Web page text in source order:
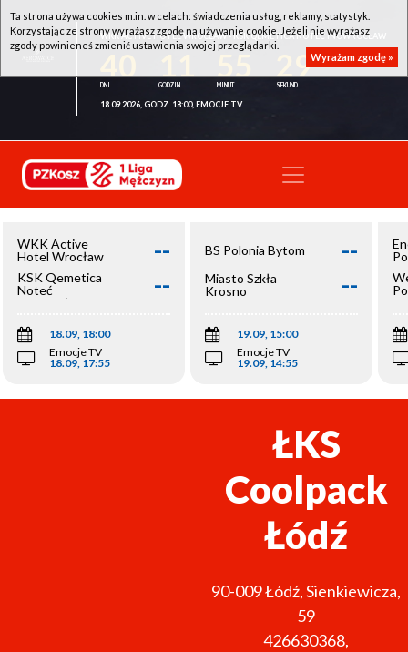
WKK ACTIVE HOTEL WROCŁAW - KSK QEMETICA NOTEĆ INOWROCŁAW
29
18.09.2026, GODZ. 18:00, EMOCJE TV
WKK Active
Hotel Wrocław
--
KSK Qemetica
Noteć
Inowrocław
--
18.09, 18:00
Emocje TV
18.09, 17:55
BS Polonia Bytom --
Miasto Szkła
Krosno
--
19.09, 15:00
Emocje TV
19.09, 14:55
ŁKS
Coolpack
Łódź
90-009Łódź,Sienkiewicza,
59
426630368,
Ta strona używa cookies m.in. w celach: świadczenia usług, reklamy, statystyk.
Korzystając ze strony wyrażasz zgodę na używanie cookie. Jeżeli nie wyrażasz
zgody powinieneś zmienić ustawienia swojej przeglądarki.
Wyrażam zgodę »